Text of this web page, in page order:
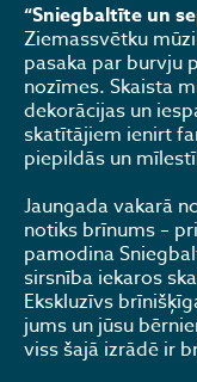
“Sniegbaltīte un
Ziemassvētku
pasaka par burvju
nozīmes. Skaista
dekorācijas un
skatītājiem ienirt
piepildās un
Jaungada vakarā
notiks brīnums –
pamodina
sirsnība iekaros
Ekskluzīvs
jums un jūsu
viss šajā izrādē ir